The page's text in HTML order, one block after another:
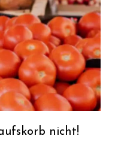
nicht!